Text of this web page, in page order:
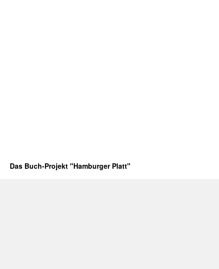
Das Buch-Projekt "Hamburger Platt"